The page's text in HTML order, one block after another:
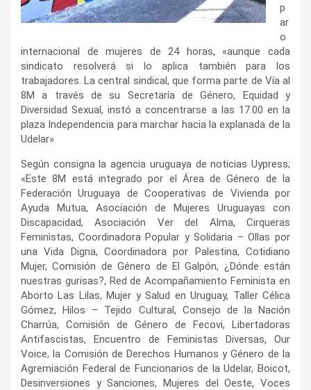
p
ar
o
internacional de mujeres de 24 horas, «aunque cada
sindicato resolverá si lo aplica también para los
trabajadores. La central sindical, que forma parte de Vía al
8M a través de su Secretaría de Género, Equidad y
Diversidad Sexual, instó a concentrarse a las 17.00 en la
plaza Independencia para marchar hacia la explanada de la
Udelar»
Según consigna la agencia uruguaya de noticias Uypress;
«Este 8M está integrado por el Área de Género de la
Federación Uruguaya de Cooperativas de Vivienda por
Ayuda Mutua, Asociación de Mujeres Uruguayas con
Discapacidad, Asociación Ver del Alma, Cirqueras
Feministas, Coordinadora Popular y Solidaria – Ollas por
una Vida Digna, Coordinadora por Palestina, Cotidiano
Mujer, Comisión de Género de El Galpón, ¿Dónde están
nuestras gurisas?, Red de Acompañamiento Feminista en
Aborto Las Lilas, Mujer y Salud en Uruguay, Taller Célica
Gómez, Hilos – Tejido Cultural, Consejo de la Nación
Charrúa, Comisión de Género de Fecovi, Libertadoras
Antifascistas, Encuentro de Feministas Diversas, Our
Voice, la Comisión de Derechos Humanos y Género de la
Agremiación Federal de Funcionarios de la Udelar, Boicot,
Desinversiones y Sanciones, Mujeres del Oeste, Voces